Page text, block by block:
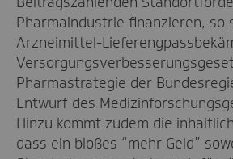
Pharmaindustrie finanzieren, so
Arzneimittel-
Pharmastrategie der
Entwurf des
Hinzu kommt zudem die
dass ein bloßes “mehr Geld”